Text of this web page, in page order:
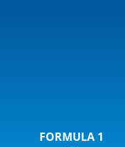
FORMULA 1